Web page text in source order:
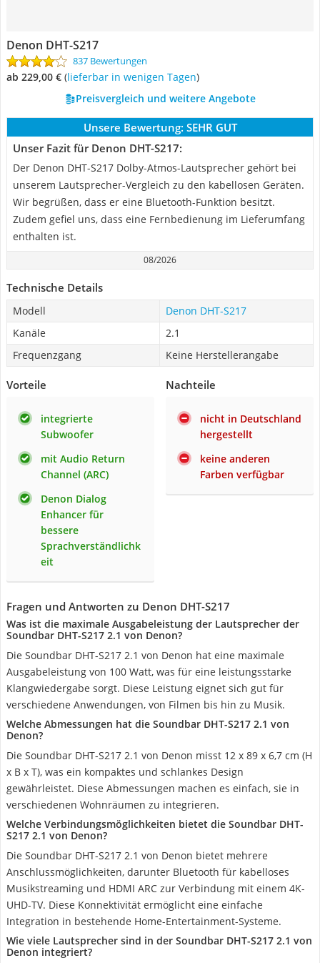
Denon DHT-S217
837 Bewertungen
ab 229,00 € ( Lieferbar in wenigen Tagen)
Preisvergleich und weitere Angebote
Unsere Bewertung: SEHR GUT
Unser Fazit für Denon DHT-S217:
Der Denon DHT-S217 Dolby-Atmos-Lautsprecher gehört bei
unserem Lautsprecher-Vergleich zu den kabellosen Geräten.
Wir begrüßen, dass er eine Bluetooth-Funktion besitzt.
Zudem gefiel uns, dass eine Fernbedienung im Lieferumfang
enthalten ist.
08/2026
Technische Details
Modell
Denon DHT-S217
Kanäle
2.1
Frequenzgang
Keine Herstellerangabe
Vorteile
integrierte
Subwoofer
mit Audio Return
Channel (ARC)
Denon Dialog
Enhancer für
bessere
Sprachverständlichk
eit
Nachteile
nicht in Deutschland
hergestellt
keine anderen
Farben verfügbar
Fragen und Antworten zu Denon DHT-S217
Was ist die maximale Ausgabeleistung der Lautsprecher der
Soundbar DHT-S217 2.1 von Denon?
Die Soundbar DHT-S217 2.1 von Denon hat eine maximale
Ausgabeleistung von 100 Watt, was für eine leistungsstarke
Klangwiedergabe sorgt. Diese Leistung eignet sich gut für
verschiedene Anwendungen, von Filmen bis hin zu Musik.
Welche Abmessungen hat die Soundbar DHT-S217 2.1 von
Denon?
Die Soundbar DHT-S217 2.1 von Denon misst 12 x 89 x 6,7 cm (H
x B x T), was ein kompaktes und schlankes Design
gewährleistet. Diese Abmessungen machen es einfach, sie in
verschiedenen Wohnräumen zu integrieren.
Welche Verbindungsmöglichkeiten bietet die Soundbar DHT-
S217 2.1 von Denon?
Die Soundbar DHT-S217 2.1 von Denon bietet mehrere
Anschlussmöglichkeiten, darunter Bluetooth für kabelloses
Musikstreaming und HDMI ARC zur Verbindung mit einem 4K-
UHD-TV. Diese Konnektivität ermöglicht eine einfache
Integration in bestehende Home-Entertainment-Systeme.
Wie viele Lautsprecher sind in der Soundbar DHT-S217 2.1 von
Denon integriert?